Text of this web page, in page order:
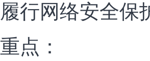
履行网络安全保
重点：